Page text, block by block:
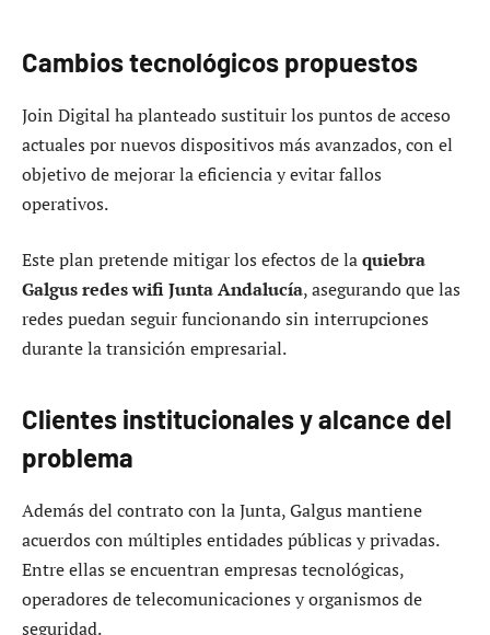
Cambios tecnológicos propuestos
Join Digital ha planteado sustituir los puntos de acceso
actuales por nuevos dispositivos más avanzados, con el
objetivo de mejorar la eficiencia y evitar fallos
operativos.
Este plan pretende mitigar los efectos de laquiebra
Galgus redes wifi Junta Andalucía, asegurando que las
redes puedan seguir funcionando sin interrupciones
durante la transición empresarial.
Clientes institucionales y alcance del
problema
Además del contrato con la Junta, Galgus mantiene
acuerdos con múltiples entidades públicas y privadas.
Entre ellas se encuentran empresas tecnológicas,
operadores de telecomunicaciones y organismos de
seguridad.